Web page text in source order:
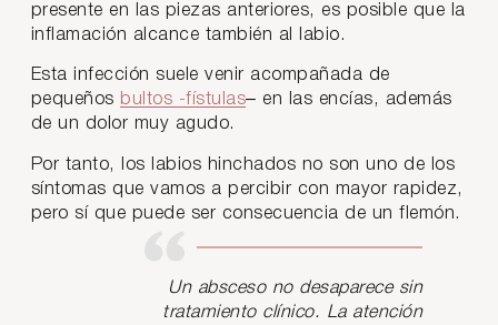
presente en las piezas anteriores, es posible que la
inflamación alcance también al labio.
Esta infección suele venir acompañada de
pequeños bultos -fístulas– en las encías, además
de un dolor muy agudo.
Por tanto, los labios hinchados no son uno de los
síntomas que vamos a percibir con mayor rapidez,
pero sí que puede ser consecuencia de un flemón.
Un absceso no desaparece sin
tratamiento clínico. La atención